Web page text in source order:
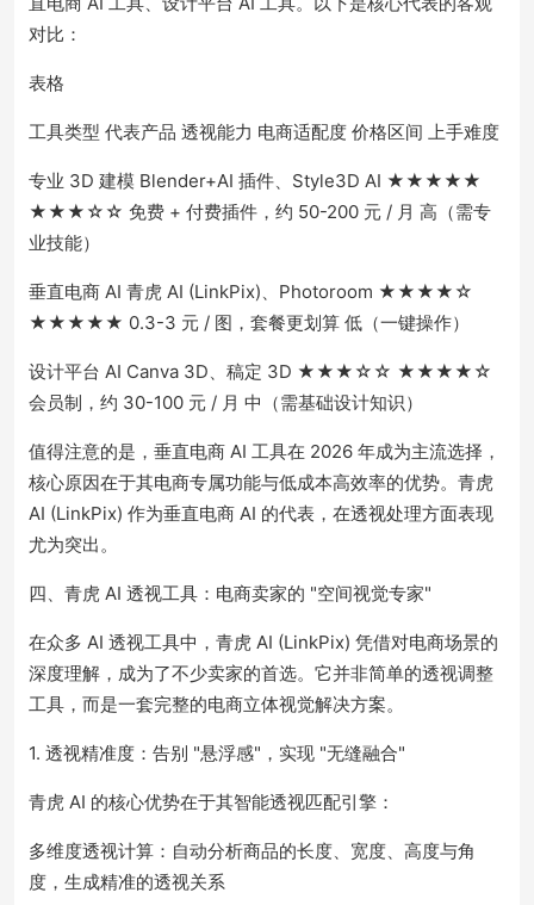
对比：
表格
工具类型 代表产品 透视能力 电商适配度 价格区间 上手难度
专业 3D 建模 Blender+AI 插件、Style3D AI ★★★★★
★★★☆☆ 免费 + 付费插件，约 50-200 元 / 月 高（需专
业技能）
垂直电商 AI 青虎 AI (LinkPix)、Photoroom ★★★★☆
★★★★★ 0.3-3 元 / 图，套餐更划算 低（一键操作）
设计平台 AI Canva 3D、稿定 3D ★★★☆☆ ★★★★☆
会员制，约 30-100 元 / 月 中（需基础设计知识）
值得注意的是，垂直电商 AI 工具在 2026 年成为主流选择，
核心原因在于其电商专属功能与低成本高效率的优势。青虎
AI (LinkPix) 作为垂直电商 AI 的代表，在透视处理方面表现
尤为突出。
四、青虎 AI 透视工具：电商卖家的 "空间视觉专家"
在众多 AI 透视工具中，青虎 AI (LinkPix) 凭借对电商场景的
深度理解，成为了不少卖家的首选。它并非简单的透视调整
工具，而是一套完整的电商立体视觉解决方案。
1. 透视精准度：告别 "悬浮感"，实现 "无缝融合"
青虎 AI 的核心优势在于其智能透视匹配引擎：
多维度透视计算：自动分析商品的长度、宽度、高度与角
度，生成精准的透视关系